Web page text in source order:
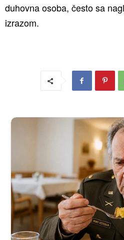
duhovna osoba, često sa
izrazom.